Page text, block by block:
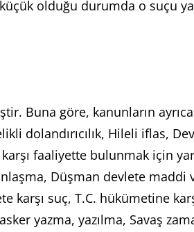
olduğu durumda o suçu
Buna göre, kanunların ayrıca
dolandırıcılık, Hileli iflas,
faaliyette bulunmak için
Düşman devlete maddi
karşı suç, T.C. hükümetine
yazma, yazılma, Savaş